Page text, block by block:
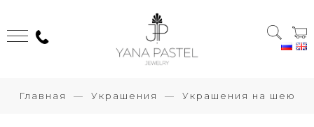
Главная Украшения Украшения на шею